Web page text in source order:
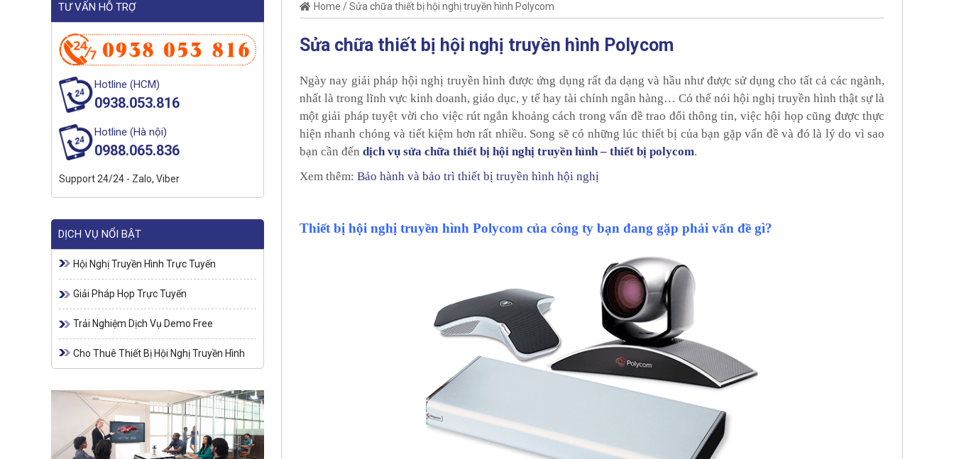
TƯ VẤN HỖ TRỢ
Hotline (HCM)
0938.053.816
Hotline (Hà nội)
0988.065.836
Support 24/24 - Zalo, Viber
DỊCH VỤ NỔI BẬT
Hội Nghị Truyền Hình Trực Tuyến
Giải Pháp Họp Trực Tuyến
Trải Nghiệm Dịch Vụ Demo Free
Cho Thuê Thiết Bị Hội Nghị Truyền Hình
Home /Sửa chữa thiết bị hội nghị truyền hình Polycom
Sửa chữa thiết bị hội nghị truyền hình Polycom
Ngày nay giải pháp hội nghị truyền hình được ứng dụng rất đa dạng và hầu như được sử dụng cho tất cả các ngành,
nhất là trong lĩnh vực kinh doanh, giáo dục, y tế hay tài chính ngân hàng… Có thể nói hội nghị truyền hình thật sự là
một giải pháp tuyệt vời cho việc rút ngắn khoảng cách trong vấn đề trao đổi thông tin, việc hội họp cũng được thực
hiện nhanh chóng và tiết kiệm hơn rất nhiều. Song sẽ có những lúc thiết bị của bạn gặp vấn đề và đó là lý do vì sao
bạn cần đến dịch vụ sửa chữa thiết bị hội nghị truyền hình – thiết bị polycom.
Xem thêm: Bảo hành và bảo trì thiết bị truyền hình hội nghị
Thiết bị hội nghị truyền hình Polycom của công ty bạn đang gặp phải vấn đề gì?